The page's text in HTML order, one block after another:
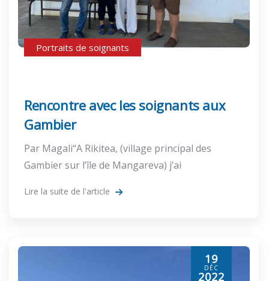
Portraits de soignants
Rencontre avec les soignants aux
Gambier
Par Magali“A Rikitea, (village principal des
Gambier sur l’île de Mangareva) j’ai
Lire la suite de l'article
19
DÉC
2022